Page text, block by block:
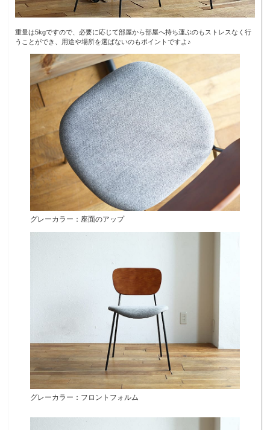
重量は5kgですので、必要に応じて部屋から部屋へ持ち運ぶのもストレスなく行
うことができ、用途や場所を選ばないのもポイントですよ♪
グレーカラー：座面のアップ
グレーカラー：フロントフォルム